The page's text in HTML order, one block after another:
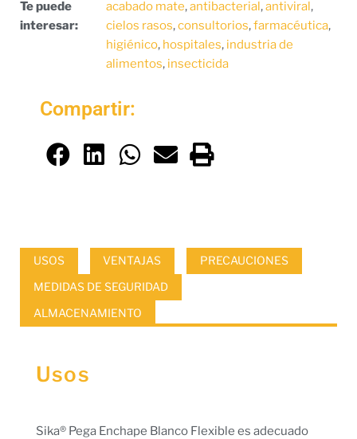
Te puede
interesar:
acabado mate,antibacterial,antiviral,
cielos rasos,consultorios,farmacéutica,
higiénico, hospitales, industria de
alimentos, insecticida
Compartir:
USOS VENTAJAS
PRECAUCIONES
MEDIDAS DE SEGURIDAD
ALMACENAMIENTO
Usos
Sika® Pega Enchape Blanco Flexible es adecuado